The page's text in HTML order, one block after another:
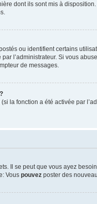
dont ils sont mis à
ou identifient certains
l’administrateur. Si vous
de messages.
la fonction a été activée par
Il se peut que vous ayez
Vous pouvez poster des